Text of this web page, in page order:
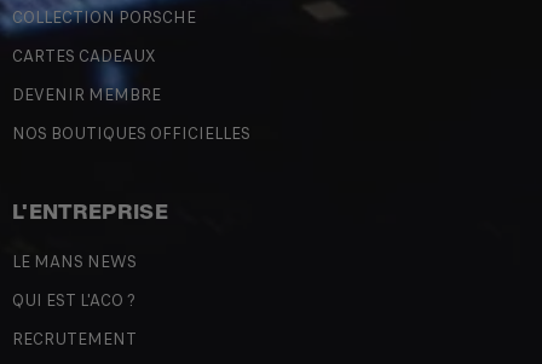
COLLECTION PORSCHE
CARTES CADEAUX
DEVENIR MEMBRE
NOS BOUTIQUES OFFICIELLES
L'ENTREPRISE
LE MANS NEWS
QUI EST L'ACO ?
RECRUTEMENT